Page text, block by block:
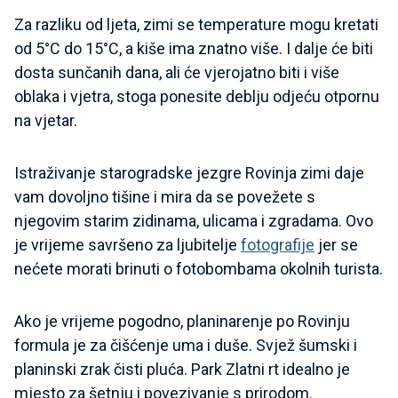
Za razliku od ljeta, zimi se temperature mogu kretati
od 5°C do 15°C, a kiše ima znatno više. I dalje će biti
dosta sunčanih dana, ali će vjerojatno biti i više
oblaka i vjetra, stoga ponesite deblju odjeću otpornu
na vjetar.
Istraživanje starogradske jezgre Rovinja zimi daje
vam dovoljno tišine i mira da se povežete s
njegovim starim zidinama, ulicama i zgradama. Ovo
je vrijeme savršeno za ljubitelje fotografije jer se
nećete morati brinuti o fotobombama okolnih turista.
Ako je vrijeme pogodno, planinarenje po Rovinju
formula je za čišćenje uma i duše. Svjež šumski i
planinski zrak čisti pluća. Park Zlatni rt idealno je
mjesto za šetnju i povezivanje s prirodom.